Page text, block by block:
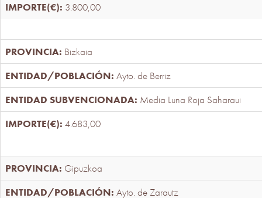
3.800,00
Bizkaia
Ayto. de Berriz
Media Luna Roja Saharaui
4.683,00
Gipuzkoa
Ayto. de Zarautz